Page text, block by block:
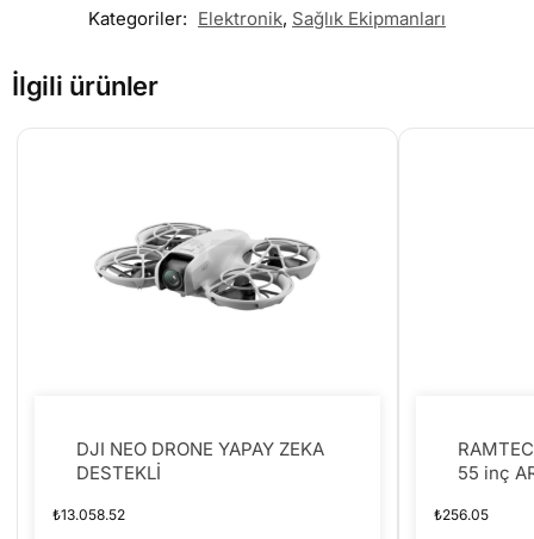
Kategoriler: Elektronik, Sağlık Ekipmanları
İlgili ürünler
DJI NEO DRONE YAPAY ZEKA
DESTEKLİ
₺13.058.52
55 inç
₺256.05